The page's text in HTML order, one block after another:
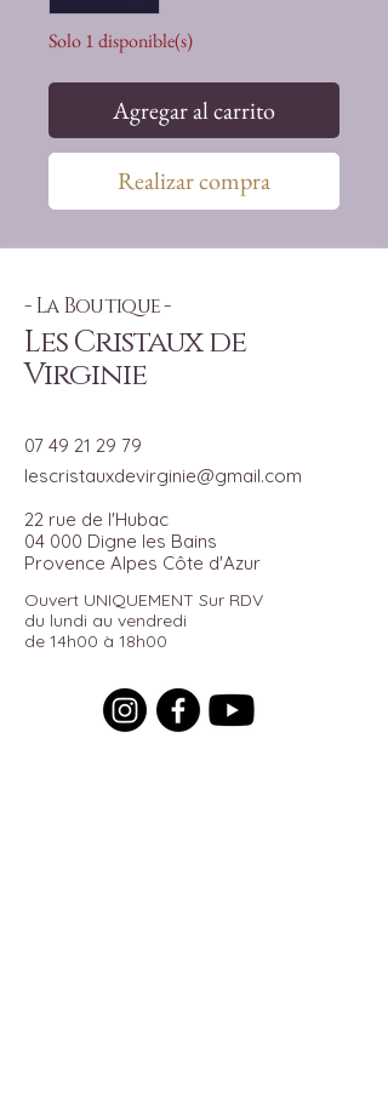
Solo 1 disponible(s)
Agregar al carrito
Realizar compra
- La Boutique -
Les Cristaux de
Virginie
07 49 21 29 79
lescristauxdevirginie@gmail.com
22 rue de l'Hubac
04 000 Digne les Bains
Provence Alpes Côte d'Azur
Ouvert UNIQUEMENT Sur RDV
du lundi au vendredi
de 14h00 à 18h00